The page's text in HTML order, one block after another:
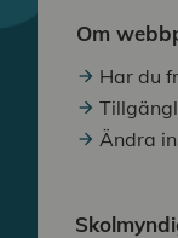
Om
Har du
Ändra